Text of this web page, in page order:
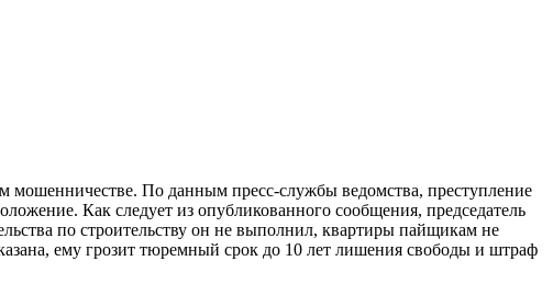
мошенничестве. По данным пресс-службы ведомства, преступление
Как следует из опубликованного сообщения, председатель
по строительству он не выполнил, квартиры пайщикам не
ему грозит тюремный срок до 10 лет лишения свободы и штраф